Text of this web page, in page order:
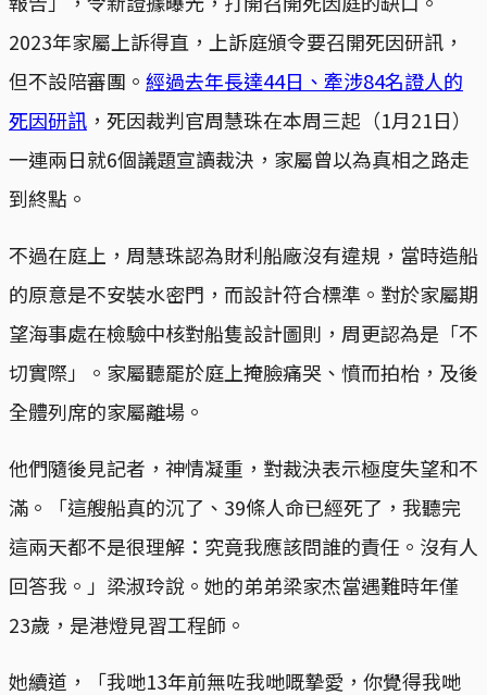
2023年家屬上訴得直，上訴庭頒令要召開死因研訊，
但不設陪審團。 經過去年長達44日、牽涉84名證人的
死因研訊 ，死因裁判官周慧珠在本周三起（1月21日）
一連兩日就6個議題宣讀裁決，家屬曾以為真相之路走
到終點。
不過在庭上，周慧珠認為財利船廠沒有違規，當時造船
的原意是不安裝水密門，而設計符合標準。對於家屬期
望海事處在檢驗中核對船隻設計圖則，周更認為是「不
切實際」。家屬聽罷於庭上掩臉痛哭、憤而拍枱，及後
全體列席的家屬離場。
他們隨後見記者，神情凝重，對裁決表示極度失望和不
滿。「這艘船真的沉了、39條人命已經死了，我聽完
這兩天都不是很理解：究竟我應該問誰的責任。沒有人
回答我。」梁淑玲說。她的弟弟梁家杰當遇難時年僅
23歲，是港燈見習工程師。
她續道，「我哋13年前無咗我哋嘅摯愛，你覺得我哋